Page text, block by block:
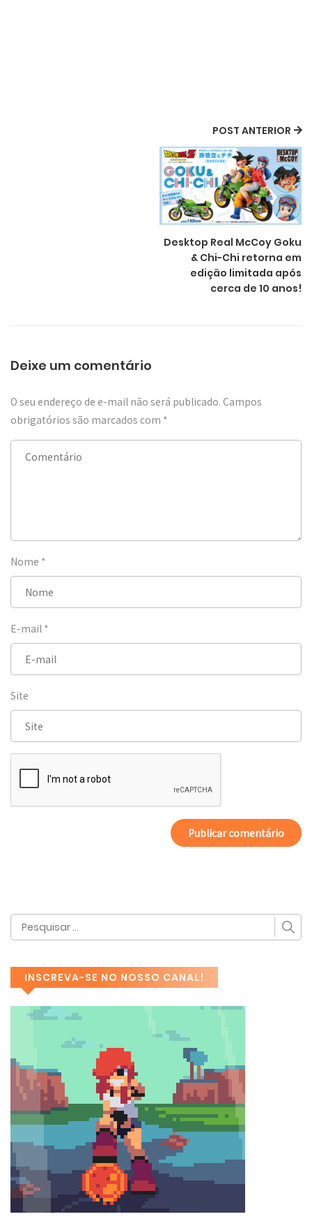
POST ANTERIOR
Desktop Real McCoy Goku
& Chi-Chi retorna em
edição limitada após
cerca de 10 anos!
Deixe um comentário
O seu endereço de e-mail não será publicado. Campos
obrigatórios são marcados com *
Nome *
E-mail *
Site
INSCREVA-SE NO NOSSO CANAL!